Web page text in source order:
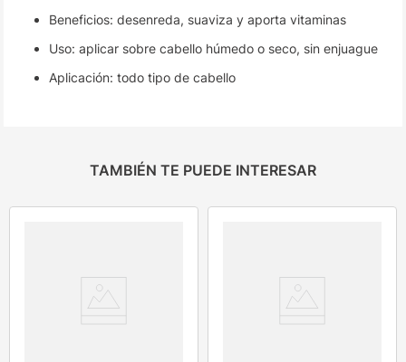
Beneficios: desenreda, suaviza y aporta vitaminas
Uso: aplicar sobre cabello húmedo o seco, sin enjuague
Aplicación: todo tipo de cabello
TAMBIÉN TE PUEDE INTERESAR